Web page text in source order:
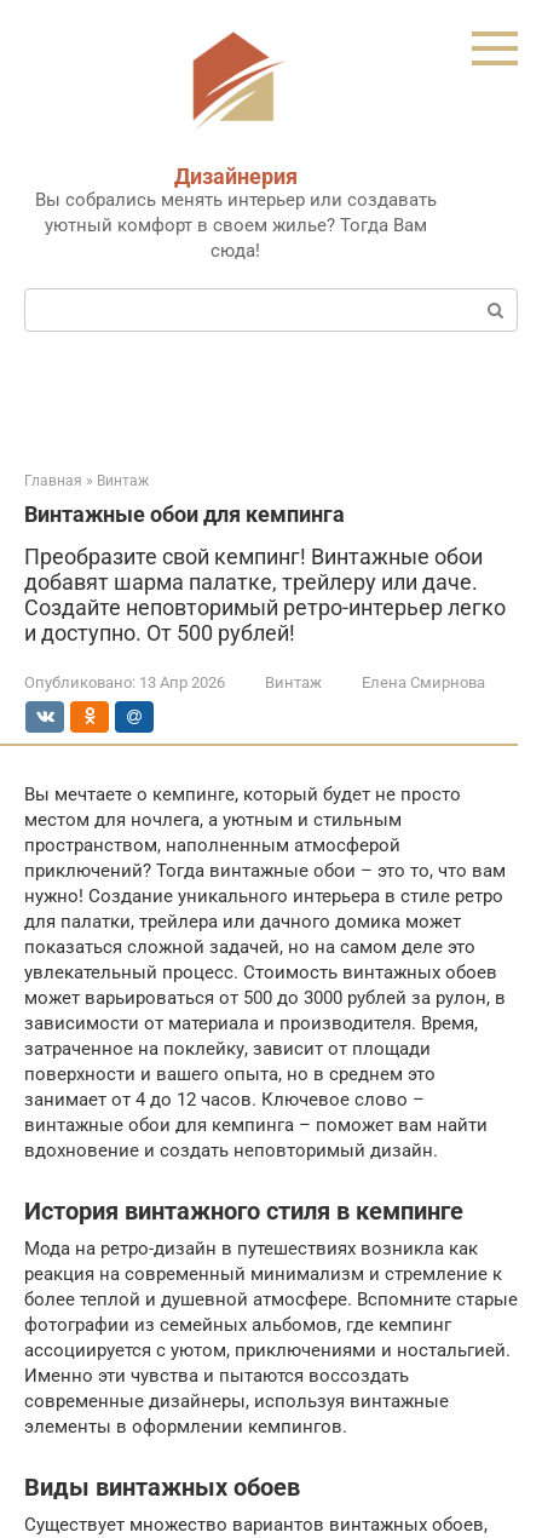
Дизайнерия
Вы собрались менять интерьер или создавать
уютный комфорт в своем жилье? Тогда Вам
сюда!
Поиск:
Главная » Винтаж
Винтажные обои для кемпинга
Преобразите свой кемпинг! Винтажные обои
добавят шарма палатке, трейлеру или даче.
Создайте неповторимый ретро-интерьер легко
и доступно. От 500 рублей!
Опубликовано: 13 Апр 2026 Винтаж Елена Смирнова
Вы мечтаете о кемпинге, который будет не просто
местом для ночлега, а уютным и стильным
пространством, наполненным атмосферой
приключений? Тогда винтажные обои – это то, что вам
нужно! Создание уникального интерьера в стиле ретро
для палатки, трейлера или дачного домика может
показаться сложной задачей, но на самом деле это
увлекательный процесс. Стоимость винтажных обоев
может варьироваться от 500 до 3000 рублей за рулон, в
зависимости от материала и производителя. Время,
затраченное на поклейку, зависит от площади
поверхности и вашего опыта, но в среднем это
занимает от 4 до 12 часов. Ключевое слово –
винтажные обои для кемпинга – поможет вам найти
вдохновение и создать неповторимый дизайн.
История винтажного стиля в кемпинге
Мода на ретро-дизайн в путешествиях возникла как
реакция на современный минимализм и стремление к
более теплой и душевной атмосфере. Вспомните старые
фотографии из семейных альбомов, где кемпинг
ассоциируется с уютом, приключениями и ностальгией.
Именно эти чувства и пытаются воссоздать
современные дизайнеры, используя винтажные
элементы в оформлении кемпингов.
Виды винтажных обоев
Существует множество вариантов винтажных обоев,